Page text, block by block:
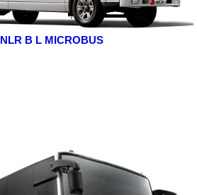
NLR B L MICROBUS